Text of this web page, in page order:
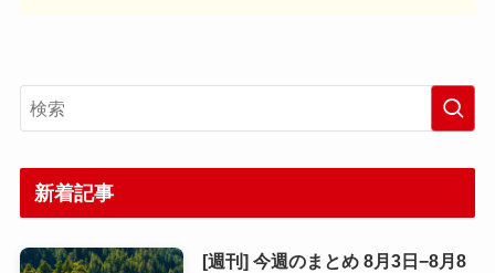
新着記事
[週刊] 今週のまとめ 8月3日−8月8